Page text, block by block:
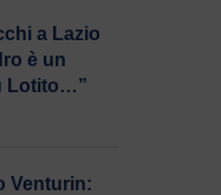
a Lazio
è un
Lotito…”
Venturin: